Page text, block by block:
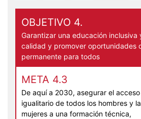
OBJETIVO 4.
Garantizar una educación
calidad y promover oportunidades
permanente para todos
META 4.3
De aquí a 2030, asegurar el acceso
igualitario de todos los hombres y
mujeres a una formación técnica,